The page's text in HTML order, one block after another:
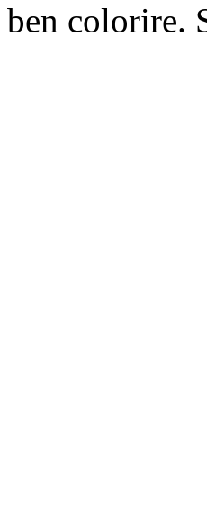
ben colorire.